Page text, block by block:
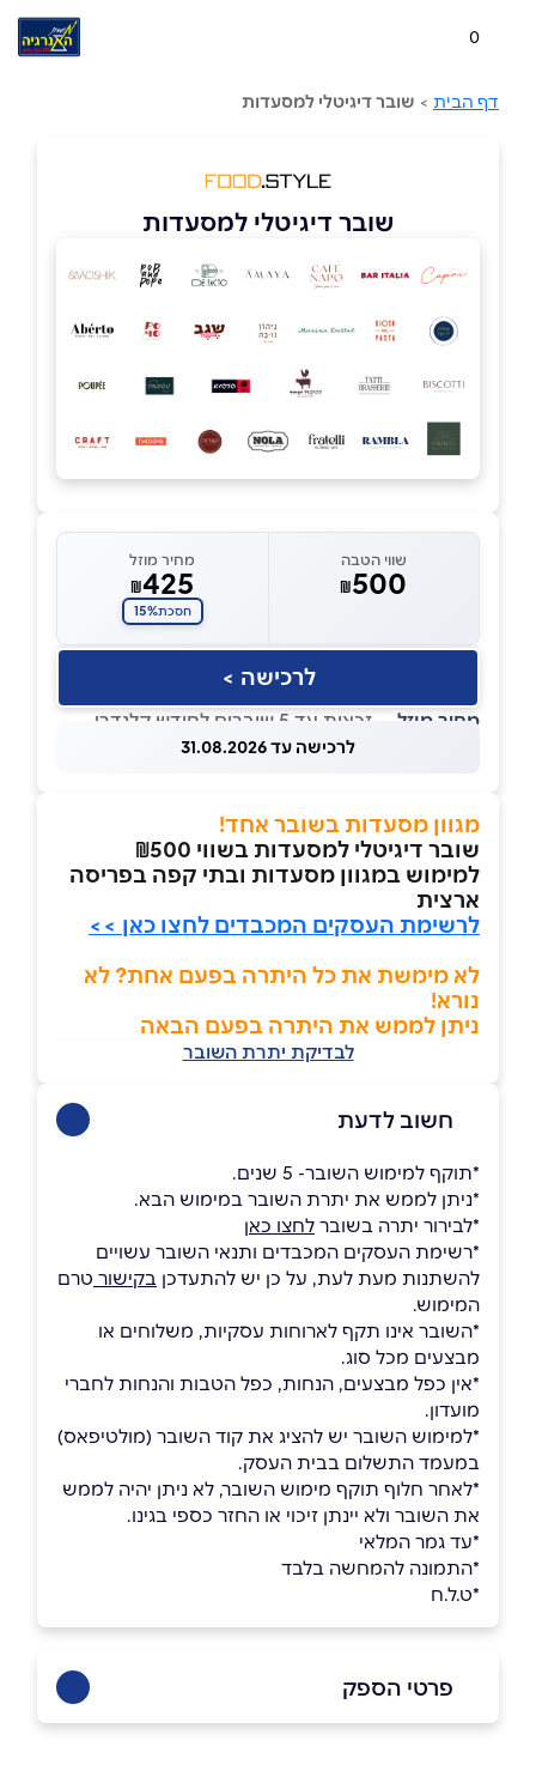
0
דף הבית > שובר דיגיטלי למסעדות
שובר דיגיטלי למסעדות
שווי הטבה
₪500
מחיר מוזל
₪425
חסכת15%
לרכישה >
מחיר מוזל — זכאות עד 5 שוברים לחודש קלנדרי
לרכישה עד 31.08.2026
מגוון מסעדות בשובר אחד!
שובר דיגיטלי למסעדות בשווי ₪500
למימוש במגוון מסעדות ובתי קפה בפריסה
ארצית
לרשימת העסקים המכבדים לחצו כאן >>
לא מימשת את כל היתרה בפעם אחת? לא
נורא!
ניתן לממש את היתרה בפעם הבאה
לבדיקת יתרת השובר
חשוב לדעת
*תוקף למימוש השובר- 5 שנים.
*ניתן לממש את יתרת השובר במימוש הבא.
*לבירור יתרה בשובר לחצו כאן
*רשימת העסקים המכבדים ותנאי השובר עשויים
להשתנות מעת לעת, על כן יש להתעדכן בקישור טרם
המימוש.
*השובר אינו תקף לארוחות עסקיות, משלוחים או
מבצעים מכל סוג.
*אין כפל מבצעים, הנחות, כפל הטבות והנחות לחברי
מועדון.
*למימוש השובר יש להציג את קוד השובר (מולטיפאס)
במעמד התשלום בבית העסק.
*לאחר חלוף תוקף מימוש השובר, לא ניתן יהיה לממש
את השובר ולא יינתן זיכוי או החזר כספי בגינו.
*עד גמר המלאי
*התמונה להמחשה בלבד
*ט.ל.ח
פרטי הספק